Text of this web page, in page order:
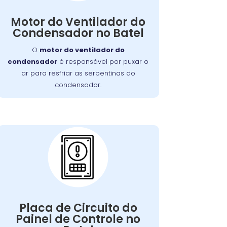
Motor do Ventilador do
Condensador no Batel
O motor do ventilador do
condensador é responsável por puxar o
ar para resfriar as serpentinas do
condensador.
ventilador falhar
podem superaquecer,
comprometendo
a eficiência do resfriamento da
geladeira
. Nossa equipe está
capacitada para diagnosticar e reparar
este problema de forma rápida e
eficiente.
Placa de Circuito do
Painel de Controle no
Problemas com a
Placa de Circuito do
Painel de Controle:
capacidade do aparelho
de manter a
temperatura ideal.
Nossa equipe está